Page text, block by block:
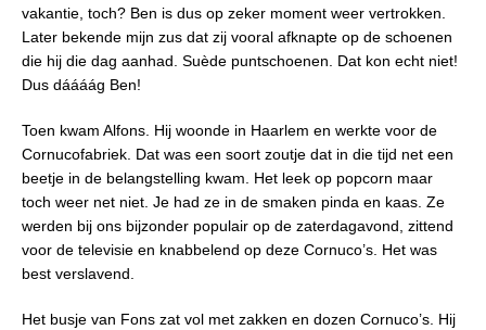
vakantie, toch? Ben is dus op zeker moment weer vertrokken.
Later bekende mijn zus dat zij vooral afknapte op de schoenen
die hij die dag aanhad. Suède puntschoenen. Dat kon echt niet!
Dus dáááág Ben!
Toen kwam Alfons. Hij woonde in Haarlem en werkte voor de
Cornucofabriek. Dat was een soort zoutje dat in die tijd net een
beetje in de belangstelling kwam. Het leek op popcorn maar
toch weer net niet. Je had ze in de smaken pinda en kaas. Ze
werden bij ons bijzonder populair op de zaterdagavond, zittend
voor de televisie en knabbelend op deze Cornuco’s. Het was
best verslavend.
Het busje van Fons zat vol met zakken en dozen Cornuco’s. Hij